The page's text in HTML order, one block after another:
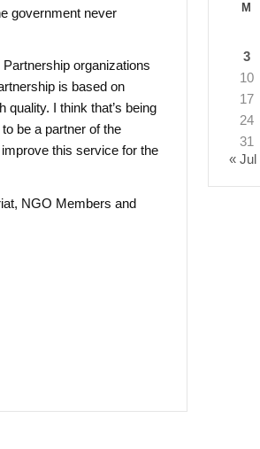
government never
organizations
is based on
I think that’s being
be a partner of the
this service for the
NGO Members and
M
3
10
17
24
31
« Jul